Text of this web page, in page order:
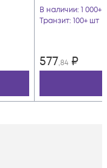
В наличии: 1 000+
Транзит: 100+ шт
577,84 ₽